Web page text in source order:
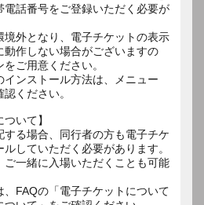
話番号をご登録いただく必要が
境外となり、電子チケットの表示
作しない場合がございますの
ご用意ください。
ンストール方法は、メニュー
ください。
いて】
る場合、同行者の方も電子チケ
していただく必要があります。
一緒に入場いただくことも可能
FAQの「電子チケットについて